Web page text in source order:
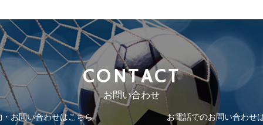
CONTACT
お問い合わせ
・お問い合わせはこちら お電話でのお問い合わせ